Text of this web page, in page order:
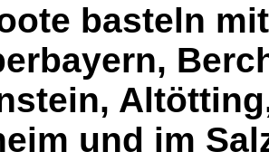
basteln
und im